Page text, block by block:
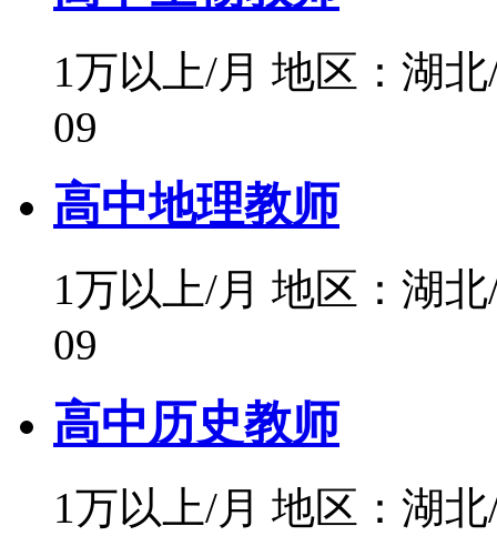
1万以上/月 地区：湖
09
高中地理教师
1万以上/月 地区：湖
09
高中历史教师
1万以上/月 地区：湖